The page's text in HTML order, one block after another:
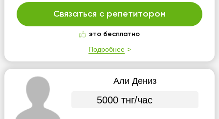
Связаться с репетитором
это бесплатно
Подробнее
Али Дениз
5000 тнг/час